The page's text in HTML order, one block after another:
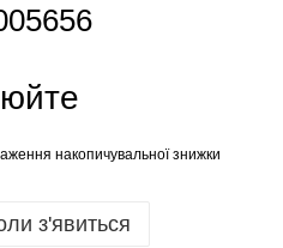
накопичувальної знижки
з'явиться